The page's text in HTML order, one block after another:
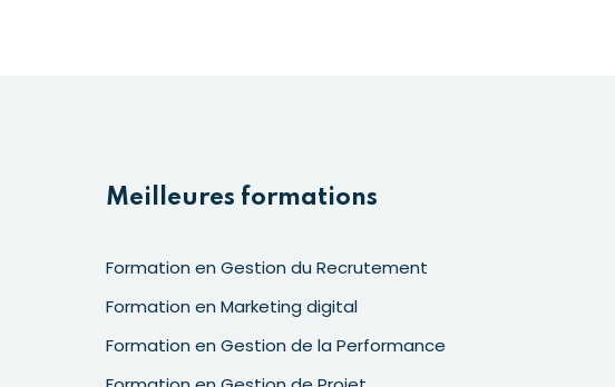
Meilleures formations
Formation en Gestion du Recrutement
Formation en Marketing digital
Formation en Gestion de la Performance